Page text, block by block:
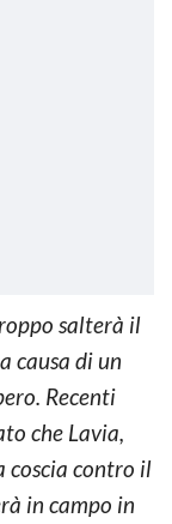
salterà il
causa di un
Recenti
che Lavia,
coscia contro il
in campo in